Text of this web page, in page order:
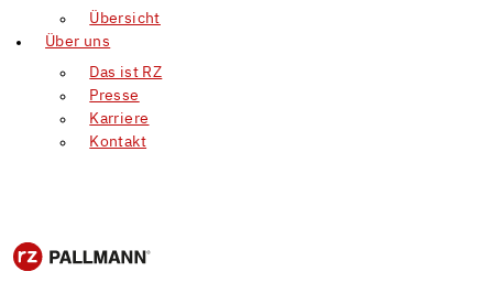
Übersicht
Über uns
Das ist RZ
Presse
Karriere
Kontakt